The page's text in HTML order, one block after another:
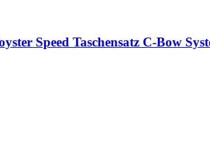
Speed Taschensatz C-Bow